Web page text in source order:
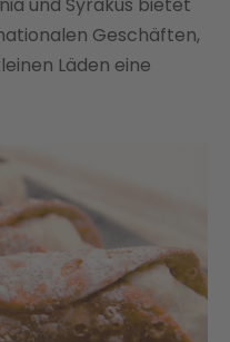
Geschäften,
Läden eine